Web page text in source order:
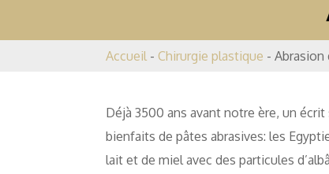
Accueil -Chirurgie plastique -Abrasion
Déjà 3500 ans avant notre ère, un
bienfaits de pâtes abrasives: les
lait et de miel avec des particules